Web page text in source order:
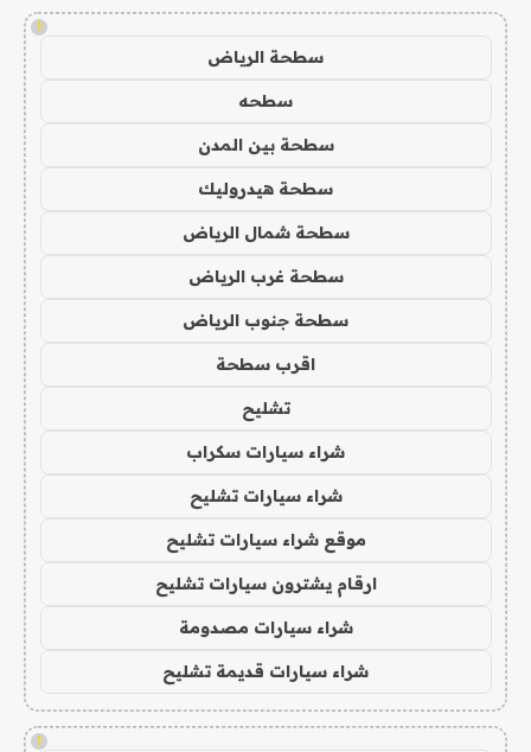
!
سطحة الرياض
سطحه
سطحة بين المدن
سطحة هيدروليك
سطحة شمال الرياض
سطحة غرب الرياض
سطحة جنوب الرياض
اقرب سطحة
تشليح
شراء سيارات سكراب
شراء سيارات تشليح
موقع شراء سيارات تشليح
ارقام يشترون سيارات تشليح
شراء سيارات مصدومة
شراء سيارات قديمة تشليح
!